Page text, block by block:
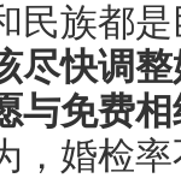
民族都
尽快调
与免费
，婚检